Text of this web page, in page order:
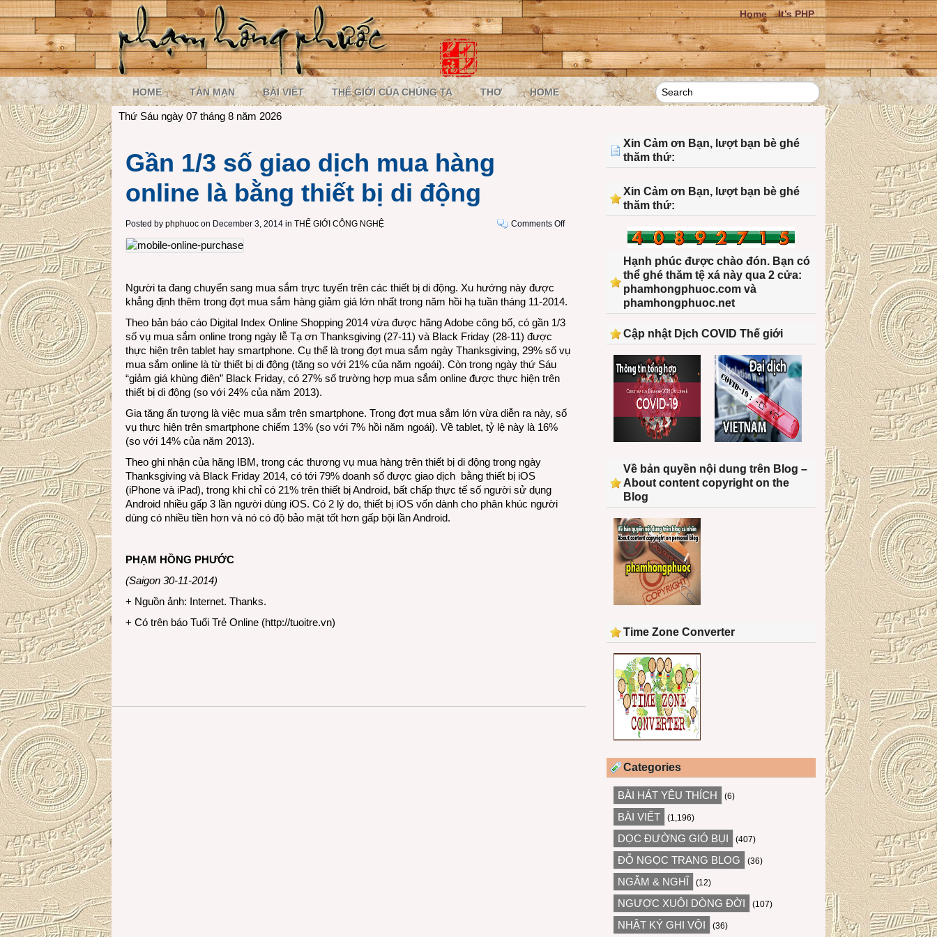
Home It’s PHP
HOME TẢN MẠN BÀI VIẾT THẾ GIỚI CỦA CHÚNG TA THƠ HOME
Thứ Sáu ngày 07 tháng 8 năm 2026
Gần 1/3 số giao dịch mua hàng
online là bằng thiết bị di động
Posted by phphuoc on December 3, 2014 in THẾ GIỚI CÔNG NGHỆ Comments Offon
mua
hàng
là
động
Người ta đang chuyển sang mua sắm trực tuyến trên các thiết bị di động. Xu hướng này được
khẳng định thêm trong đợt mua sắm hàng giảm giá lớn nhất trong năm hồi hạ tuần tháng 11-2014.
Theo bản báo cáo Digital Index Online Shopping 2014 vừa được hãng Adobe công bố, có gần 1/3
số vụ mua sắm online trong ngày lễ Tạ ơn Thanksgiving (27-11) và Black Friday (28-11) được
thực hiện trên tablet hay smartphone. Cụ thể là trong đợt mua sắm ngày Thanksgiving, 29% số vụ
mua sắm online là từ thiết bị di động (tăng so với 21% của năm ngoái). Còn trong ngày thứ Sáu
“giảm giá khùng điên” Black Friday, có 27% số trường hợp mua sắm online được thực hiện trên
thiết bị di động (so với 24% của năm 2013).
Gia tăng ấn tượng là việc mua sắm trên smartphone. Trong đợt mua sắm lớn vừa diễn ra này, số
vụ thực hiện trên smartphone chiếm 13% (so với 7% hồi năm ngoái). Về tablet, tỷ lệ này là 16%
(so với 14% của năm 2013).
Theo ghi nhận của hãng IBM, trong các thương vụ mua hàng trên thiết bị di động trong ngày
Thanksgiving và Black Friday 2014, có tới 79% doanh số được giao dịch bằng thiết bị iOS
(iPhone và iPad), trong khi chỉ có 21% trên thiết bị Android, bất chấp thực tế số người sử dụng
Android nhiều gấp 3 lần người dùng iOS. Có 2 lý do, thiết bị iOS vốn dành cho phân khúc người
dùng có nhiều tiền hơn và nó có độ bảo mật tốt hơn gấp bội lần Android.
PHẠM HỒNG PHƯỚC
(Saigon 30-11-2014)
+ Nguồn ảnh: Internet. Thanks.
+ Có trên báo Tuổi Trẻ Online (http://tuoitre.vn)
Xin Cảm ơn Bạn, lượt bạn bè ghé
thăm thứ:
Xin Cảm ơn Bạn, lượt bạn bè ghé
thăm thứ:
Hạnh phúc được chào đón. Bạn có
thể ghé thăm tệ xá này qua 2 cửa:
phamhongphuoc.com và
phamhongphuoc.net
Cập nhật Dịch COVID Thế giới
Về bản quyền nội dung trên Blog –
About content copyright on the
Blog
Time Zone Converter
Categories
BÀI HÁT YÊU THÍCH (6)
BÀI VIẾT (1,196)
DỌC ĐƯỜNG GIÓ BỤI (407)
ĐỖ NGỌC TRANG BLOG (36)
NGẪM & NGHĨ (12)
NGƯỢC XUÔI DÒNG ĐỜI (107)
NHẬT KÝ GHI VỘI (36)